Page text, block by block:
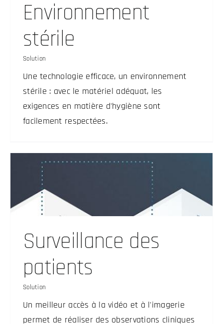
Environnement
stérile
Solution
Une technologie efficace, un environnement
stérile : avec le matériel adéquat, les
exigences en matière d'hygiène sont
facilement respectées.
Surveillance des
patients
Solution
Un meilleur accès à la vidéo et à l'imagerie
permet de réaliser des observations cliniques